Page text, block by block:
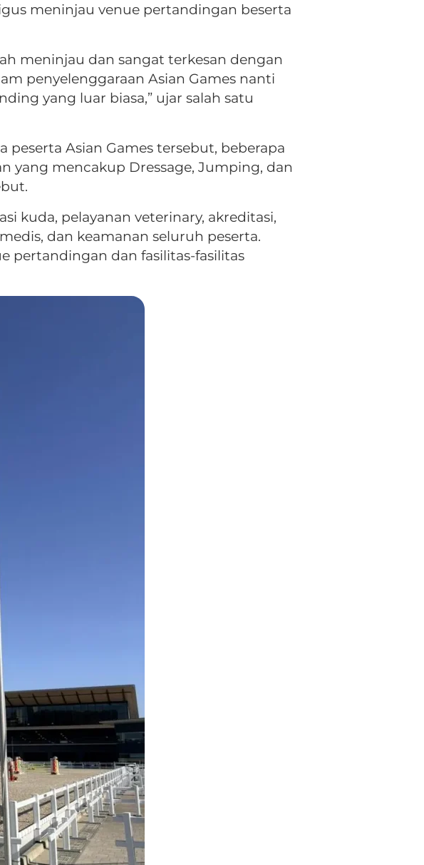
meninjau venue pertandingan beserta
meninjau dan sangat terkesan dengan
penyelenggaraan Asian Games nanti
yang luar biasa,” ujar salah satu
Asian Games tersebut, beberapa
yang mencakup Dressage, Jumping, dan
kuda, pelayanan veterinary, akreditasi,
dan keamanan seluruh peserta.
pertandingan dan fasilitas-fasilitas